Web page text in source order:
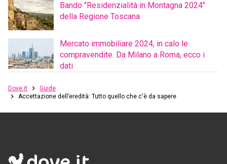
Bando "Residenzialità in Montagna 2024"
della Regione Toscana
Mercato immobiliare 2024, in calo le
compravendite. Da Milano a Roma, ecco i
dati
Dove.it
Guide
Accettazione dell’eredità: Tutto quello che c'è da sapere